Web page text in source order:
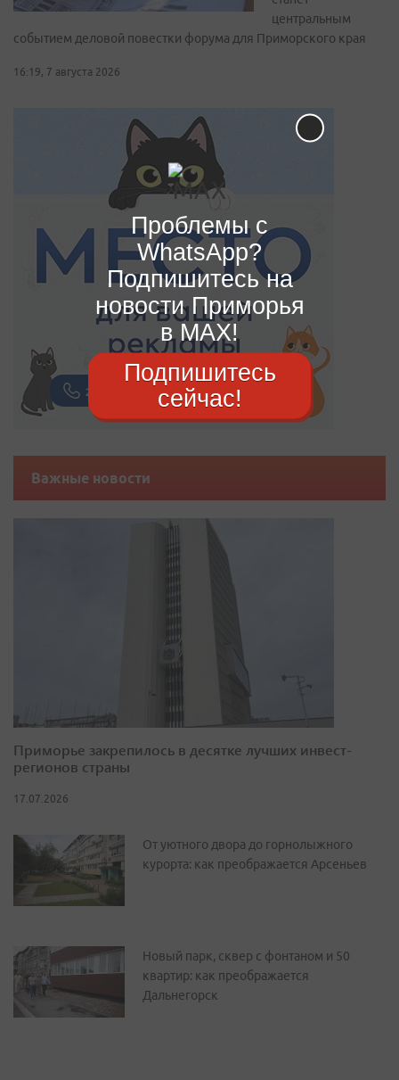
центральным
событием деловой повестки форума для Приморского края
16:19, 7 августа 2026
Важные новости
Приморье закрепилось в десятке лучших инвест-
регионов страны
17.07.2026
От уютного двора до горнолыжного
курорта: как преображается Арсеньев
Новый парк, сквер с фонтаном и 50
квартир: как преображается
Дальнегорск
Проблемы с
WhatsApp?
Подпишитесь на
новости Приморья
в MAX!
Подпишитесь
сейчас!